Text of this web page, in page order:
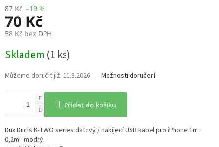
87 Kč –19 %
70 Kč
58 Kč bez DPH
cena:
Skladem (1 ks)
11.8.2026 Možnosti doručení
Přidat do košíku
Dux Ducis K-TWO series datový / nabíjecí USB kabel pro iPhone 1m +
0,2m - modrý.